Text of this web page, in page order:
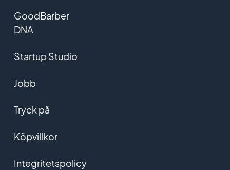
GoodBarber
DNA
Startup Studio
Jobb
Tryck på
Köpvillkor
Integritetspolicy